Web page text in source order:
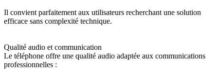
Il convient parfaitement aux utilisateurs recherchant une solution
efficace sans complexité technique.
Qualité audio et communication
Le téléphone offre une qualité audio adaptée aux communications
professionnelles :